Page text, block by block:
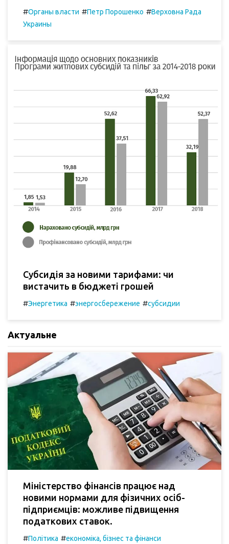
#Органы власти #Петр Порошенко #Верховна Рада
Украины
Субсидія за новими тарифами: чи
вистачить в бюджеті грошей
#Энергетика #энергосбережение #субсидии
Актуальне
Міністерство фінансів працює над
новими нормами для фізичних осіб-
підприємців: можливе підвищення
податкових ставок.
#Політика #економіка, бізнес та фінанси